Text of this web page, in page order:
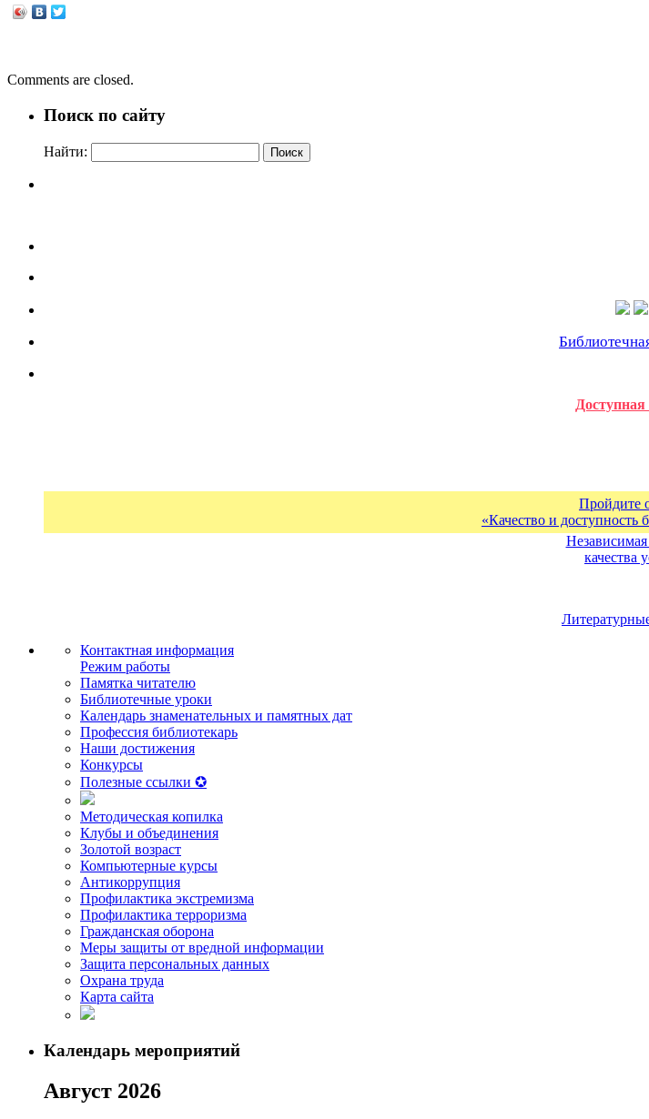
Comments are closed.
Поиск по сайту
Найти:
Доступная
Пройдите
«Качество и доступность
качества
Контактная информация
Режим работы
Памятка читателю
Библиотечные уроки
Календарь знаменательных и памятных дат
Профессия библиотекарь
Наши достижения
Конкурсы
Полезные ссылки ✪
Методическая копилка
Клубы и объединения
Золотой возраст
Компьютерные курсы
Антикоррупция
Профилактика экстремизма
Профилактика терроризма
Гражданская оборона
Меры защиты от вредной информации
Защита персональных данных
Охрана труда
Карта сайта
Календарь мероприятий
Август 2026